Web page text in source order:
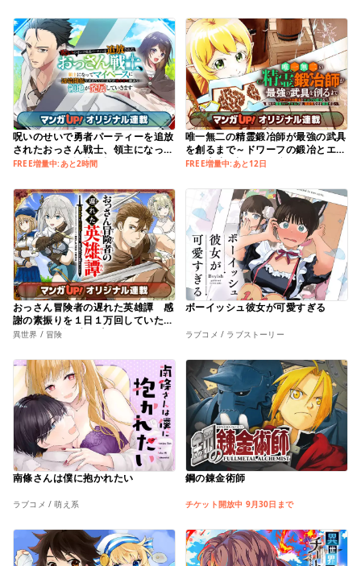
呪いのせいで勇者パーティーを追放
されたおっさん戦士、領主になって
マイペースに辺境開拓を進めていた
ていきます
FREE増量中:あと2時間
唯一無二の精霊鍛冶師が最強の武具
を創るまで～ドワーフの鍛冶とエル
フの魔法を極めた最強ハーフエルフ
FREE増量中:あと12日
おっさん冒険者の遅れた英雄譚 感
謝の素振りを１日１万回していた
ら､剣聖が弟子入り志願にやってき
異世界 / 冒険
ボーイッシュ彼女が可愛すぎる
ラブコメ / ラブストーリー
南條さんは僕に抱かれたい
ラブコメ / 萌え系
鋼の錬金術師
チケット開放中 9月30日まで